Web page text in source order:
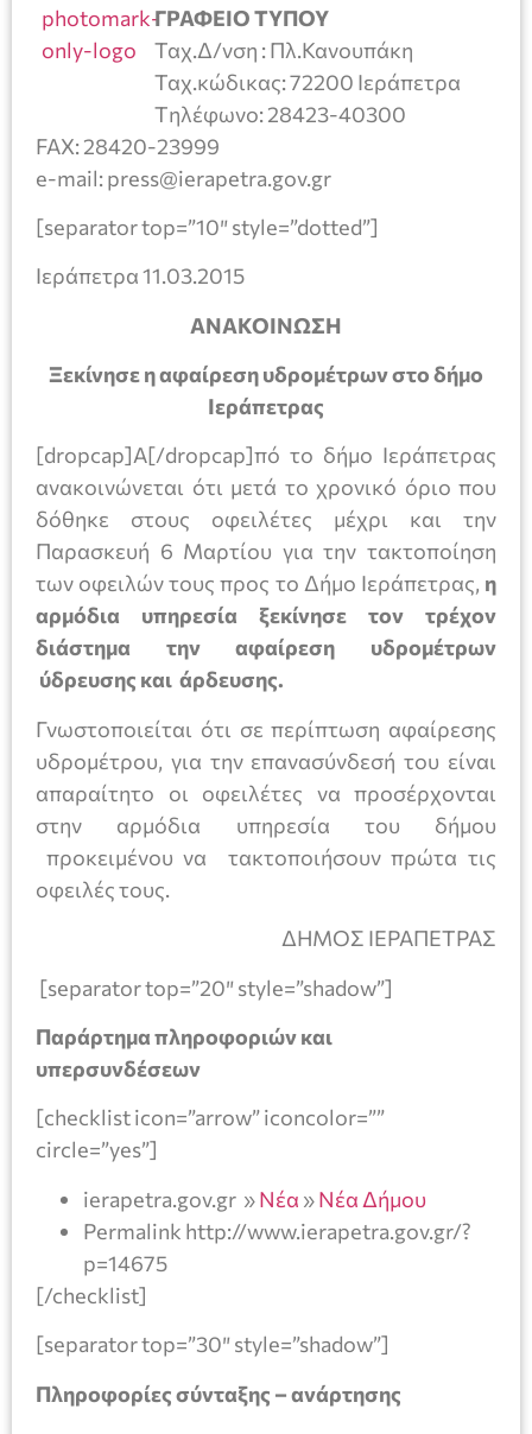
ΓΡΑΦΕΙΟ ΤΥΠΟΥ
Ταχ.Δ/νση : Πλ.Κανουπάκη
Ταχ.κώδικας: 72200 Ιεράπετρα
Tηλέφωνο: 28423-40300
FAX: 28420-23999
e-mail: press@ierapetra.gov.gr
[separator top=”10″ style=”dotted”]
Ιεράπετρα 11.03.2015
ΑΝΑΚΟΙΝΩΣΗ
Ξεκίνησε η αφαίρεση υδρομέτρων στο δήμο
Ιεράπετρας
[dropcap]Α[/dropcap]πό το δήμο Ιεράπετρας
ανακοινώνεται ότι μετά το χρονικό όριο που
δόθηκε στους οφειλέτες μέχρι και την
Παρασκευή 6 Μαρτίου για την τακτοποίηση
των οφειλών τους προς το Δήμο Ιεράπετρας, η
αρμόδια υπηρεσία ξεκίνησε τον τρέχον
διάστημα την αφαίρεση υδρομέτρων
ύδρευσης και άρδευσης.
Γνωστοποιείται ότι σε περίπτωση αφαίρεσης
υδρομέτρου, για την επανασύνδεσή του είναι
απαραίτητο οι οφειλέτες να προσέρχονται
στην αρμόδια υπηρεσία του δήμου
προκειμένου να τακτοποιήσουν πρώτα τις
οφειλές τους.
ΔΗΜΟΣ ΙΕΡΑΠΕΤΡΑΣ
[separator top=”20″ style=”shadow”]
Παράρτημα πληροφοριών και
υπερσυνδέσεων
[checklist icon=”arrow” iconcolor=””
circle=”yes”]
ierapetra.gov.gr »Νέα »Νέα Δήμου
Permalink http://www.ierapetra.gov.gr/?
p=14675
[/checklist]
[separator top=”30″ style=”shadow”]
Πληροφορίες σύνταξης – ανάρτησης